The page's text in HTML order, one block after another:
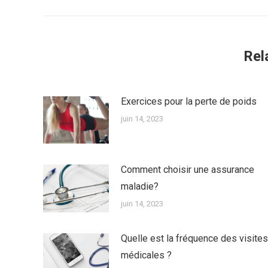
Exercices pour la perte de poids
juin 14, 2023
Comment choisir une assurance
maladie?
juin 14, 2023
Quelle est la fréquence des visites
médicales ?